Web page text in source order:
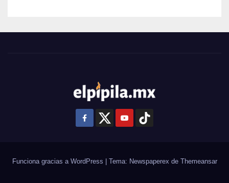
Funciona gracias a WordPress | Tema: Newspaperex de Themeansar